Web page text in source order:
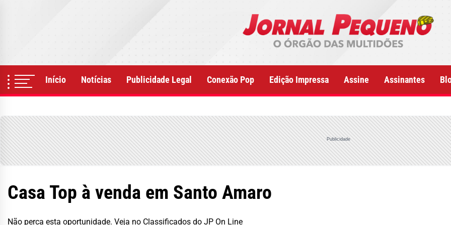
Início Notícias Publicidade Legal Conexão Pop Edição Impressa Assine Assinantes
Publicidade
Casa Top à venda em Santo Amaro
Não perca esta oportunidade. Veja no Classificados do JP On Line